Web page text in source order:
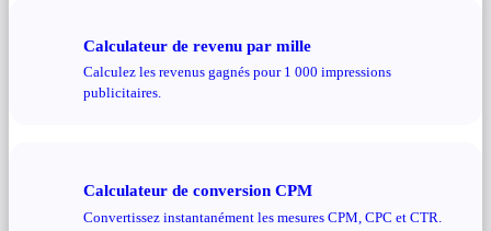
Calculateur de revenu par mille
Calculez les revenus gagnés pour 1 000 impressions
publicitaires.
Calculateur de conversion CPM
Convertissez instantanément les mesures CPM, CPC et CTR.